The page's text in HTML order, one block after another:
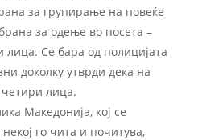
за групирање на повеќе
за одење во посета –
лица. Се бара од полицијата
доколку утврди дека на
лица.
Македонија, кој се
го чита и почитува,